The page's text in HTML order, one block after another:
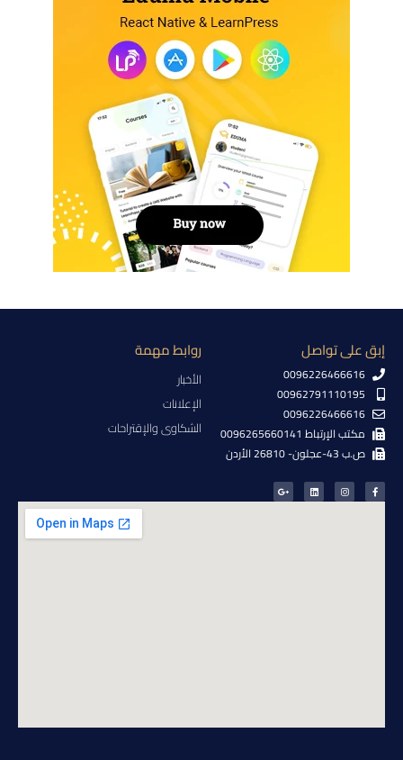
إبق على تواصل
0096226466616
00962791110195
0096226466616
مكتب الإرتباط 0096265660141
ص.ب 43-عجلون- 26810 الأردن
روابط مهمة
الأخبار
الإعلانات
الشكاوى والإقتراحات